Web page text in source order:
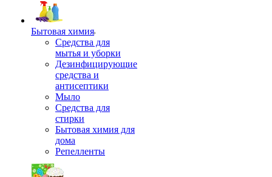
Бытовая химия
Средства для
мытья и уборки
Дезинфицирующие
средства и
антисептики
Мыло
Средства для
стирки
Бытовая химия для
дома
Репелленты